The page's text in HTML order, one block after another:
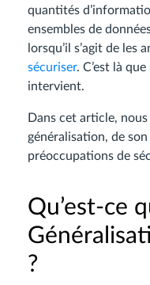
quantités
ensembles de
lorsqu’il s’agit de les
sécuriser. C’est là
intervient.
Dans cet article,
généralisation, de
préoccupations de
Qu’est-ce
?